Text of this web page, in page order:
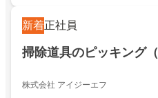
新着正社員
掃除道具のピッキング
株式会社 アイジーエフ